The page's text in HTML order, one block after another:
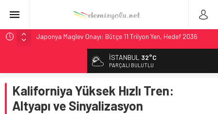
Japonya Maglev Onayı: Bütçe 11 Trilyon Yen, Hedef 2036
Toronto Metrosu’nda Kapasite %40 Artıyor: Hitachi Rail
Metrolinx’in 604 Milyon CAD’lik Toronto Uzatmasında Kazı
Başladı
Hitachi Rail’den Toronto’ya: %40 Kapasite Artışı Getiren
CBTC Anlaşması
İSTANBUL 32°C
PARÇALI BULUTLU
Kaliforniya Yüksek Hızlı Tren:
Altyapı ve Sinyalizasyon